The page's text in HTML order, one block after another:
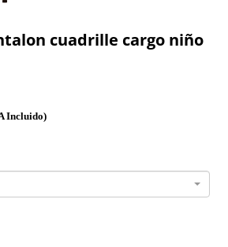
cuadrille cargo niño
Incluido)